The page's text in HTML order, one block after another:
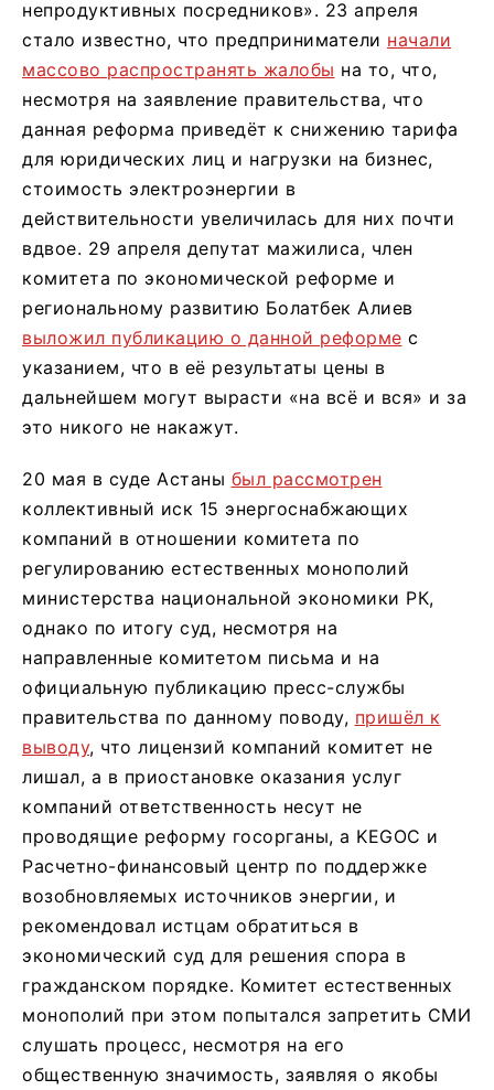
непродуктивных посредников». 23 апреля
стало известно, что предприниматели начали
массово распространять жалобы на то, что,
несмотря на заявление правительства, что
данная реформа приведёт к снижению тарифа
для юридических лиц и нагрузки на бизнес,
стоимость электроэнергии в
действительности увеличилась для них почти
вдвое. 29 апреля депутат мажилиса, член
комитета по экономической реформе и
региональному развитию Болатбек Алиев
выложил публикацию о данной реформе с
указанием, что в её результаты цены в
дальнейшем могут вырасти «на всё и вся» и за
это никого не накажут.
20 мая в суде Астаны был рассмотрен
коллективный иск 15 энергоснабжающих
компаний в отношении комитета по
регулированию естественных монополий
министерства национальной экономики РК,
однако по итогу суд, несмотря на
направленные комитетом письма и на
официальную публикацию пресс-службы
правительства по данному поводу, пришёл к
выводу, что лицензий компаний комитет не
лишал, а в приостановке оказания услуг
компаний ответственность несут не
проводящие реформу госорганы, а KEGOC и
Расчетно-финансовый центр по поддержке
возобновляемых источников энергии, и
рекомендовал истцам обратиться в
экономический суд для решения спора в
гражданском порядке. Комитет естественных
монополий при этом попытался запретить СМИ
слушать процесс, несмотря на его
общественную значимость, заявляя о якобы